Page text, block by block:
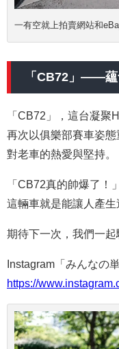
一有空就上拍賣網站和
「CB72」——蘊
「CB72」，這台凝聚
再次以俱樂部賽車姿
對老車的熱愛與堅持。
「CB72真的帥爆了！」
這輛車就是能讓人產生
期待下一次，我們一起
Instagram「 みんなの
https://